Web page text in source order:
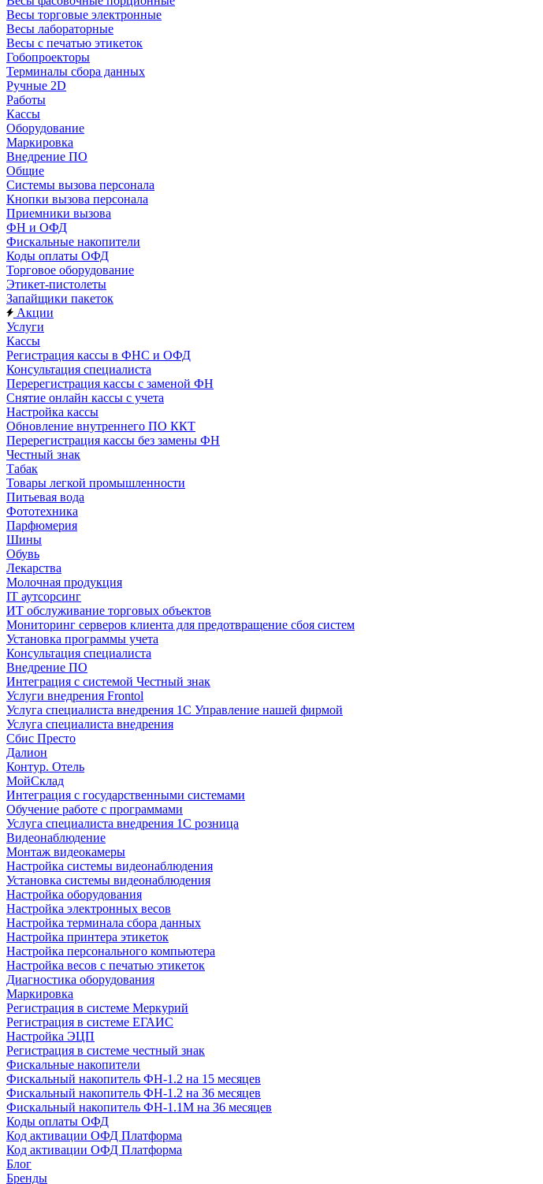
Весы торговые электронные
Весы лабораторные
Весы с печатью этикеток
Гобопроекторы
Терминалы сбора данных
Ручные 2D
Работы
Кассы
Оборудование
Маркировка
Внедрение ПО
Общие
Системы вызова персонала
Кнопки вызова персонала
Приемники вызова
ФН и ОФД
Фискальные накопители
Коды оплаты ОФД
Торговое оборудование
Этикет-пистолеты
Запайщики пакеток
Акции
Услуги
Кассы
Регистрация кассы в ФНС и ОФД
Консультация специалиста
Перерегистрация кассы с заменой ФН
Снятие онлайн кассы с учета
Настройка кассы
Обновление внутреннего ПО ККТ
Перерегистрация кассы без замены ФН
Честный знак
Табак
Товары легкой промышленности
Питьевая вода
Фототехника
Парфюмерия
Шины
Обувь
Лекарства
Молочная продукция
IT аутсорсинг
ИТ обслуживание торговых объектов
Мониторинг серверов клиента для предотвращение сбоя систем
Установка программы учета
Консультация специалиста
Внедрение ПО
Интеграция с системой Честный знак
Услуги внедрения Frontol
Услуга специалиста внедрения 1С Управление нашей фирмой
Услуга специалиста внедрения
Сбис Престо
Далион
Контур. Отель
МойСклад
Интеграция с государственными системами
Обучение работе с программами
Услуга специалиста внедрения 1С розница
Видеонаблюдение
Монтаж видеокамеры
Настройка системы видеонаблюдения
Установка системы видеонаблюдения
Настройка оборудования
Настройка электронных весов
Настройка терминала сбора данных
Настройка принтера этикеток
Настройка персонального компьютера
Настройка весов с печатью этикеток
Диагностика оборудования
Маркировка
Регистрация в системе Меркурий
Регистрация в системе ЕГАИС
Настройка ЭЦП
Регистрация в системе честный знак
Фискальные накопители
Фискальный накопитель ФН-1.2 на 15 месяцев
Фискальный накопитель ФН-1.2 на 36 месяцев
Фискальный накопитель ФН-1.1М на 36 месяцев
Коды оплаты ОФД
Код активации ОФД Платформа
Код активации ОФД Платформа
Блог
Бренды